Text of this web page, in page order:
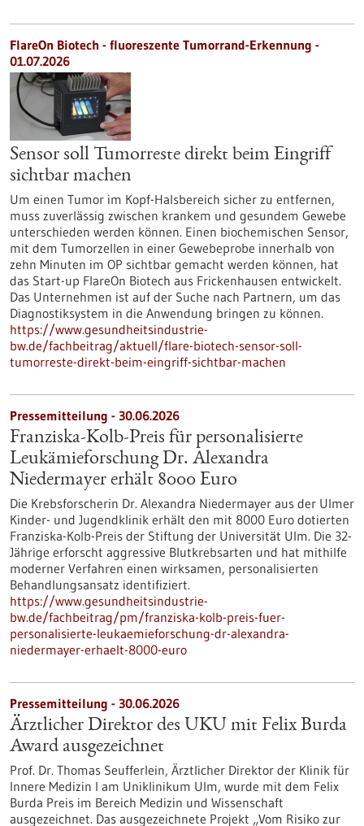
FlareOn Biotech - fluoreszente Tumorrand-Erkennung -
01.07.2026
Sensor soll Tumorreste direkt beim Eingriff
sichtbar machen
Um einen Tumor im Kopf-Halsbereich sicher zu entfernen,
muss zuverlässig zwischen krankem und gesundem Gewebe
unterschieden werden können. Einen biochemischen Sensor,
mit dem Tumorzellen in einer Gewebeprobe innerhalb von
zehn Minuten im OP sichtbar gemacht werden können, hat
das Start-up FlareOn Biotech aus Frickenhausen entwickelt.
Das Unternehmen ist auf der Suche nach Partnern, um das
Diagnostiksystem in die Anwendung bringen zu können.
https://www.gesundheitsindustrie-
bw.de/fachbeitrag/aktuell/flare-biotech-sensor-soll-
tumorreste-direkt-beim-eingriff-sichtbar-machen
Pressemitteilung - 30.06.2026
Franziska-Kolb-Preis für personalisierte
Leukämieforschung Dr. Alexandra
Niedermayer erhält 8000 Euro
Die Krebsforscherin Dr. Alexandra Niedermayer aus der Ulmer
Kinder- und Jugendklinik erhält den mit 8000 Euro dotierten
Franziska-Kolb-Preis der Stiftung der Universität Ulm. Die 32-
Jährige erforscht aggressive Blutkrebsarten und hat mithilfe
moderner Verfahren einen wirksamen, personalisierten
Behandlungsansatz identifiziert.
https://www.gesundheitsindustrie-
bw.de/fachbeitrag/pm/franziska-kolb-preis-fuer-
personalisierte-leukaemieforschung-dr-alexandra-
niedermayer-erhaelt-8000-euro
Pressemitteilung - 30.06.2026
Ärztlicher Direktor des UKU mit Felix Burda
Award ausgezeichnet
Prof. Dr. Thomas Seufferlein, Ärztlicher Direktor der Klinik für
Innere Medizin I am Uniklinikum Ulm, wurde mit dem Felix
Burda Preis im Bereich Medizin und Wissenschaft
ausgezeichnet. Das ausgezeichnete Projekt „Vom Risiko zur